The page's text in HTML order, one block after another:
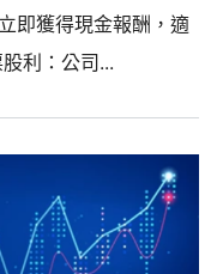
即獲得現金報酬，適
利：公司...